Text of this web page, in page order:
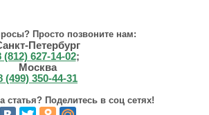
Просто позвоните нам:
Петербург
(812) 627-14-02;
Москва
(499) 350-44-31
статья? Поделитесь в соц сетях!